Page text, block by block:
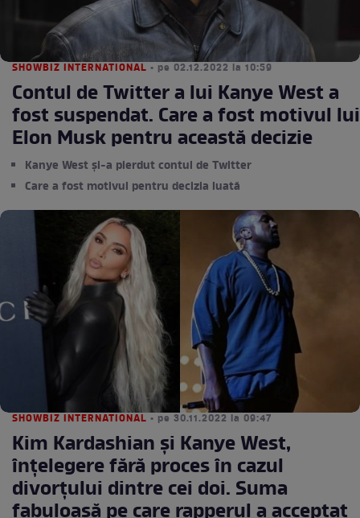
SHOWBIZ INTERNATIONAL • pe 02.12.2022 la 10:59
Contul de Twitter a lui Kanye West a
fost suspendat. Care a fost motivul lui
Elon Musk pentru această decizie
Kanye West și-a pierdut contul de Twitter
Care a fost motivul pentru decizia luată
SHOWBIZ INTERNATIONAL • pe 30.11.2022 la 09:47
Kim Kardashian și Kanye West,
înțelegere fără proces în cazul
divorțului dintre cei doi. Suma